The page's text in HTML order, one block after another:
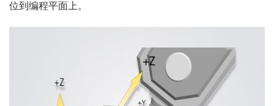
位到编程平面上。